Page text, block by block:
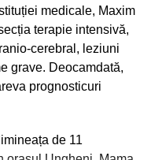
medicale, Maxim
terapie intensivă,
cerebral, leziuni
grave. Deocamdată,
prognosticuri
de 11